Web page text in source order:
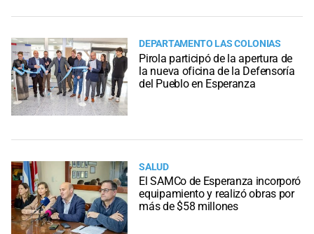
DEPARTAMENTO LAS COLONIAS
Pirola participó de la apertura de
la nueva oficina de la Defensoría
del Pueblo en Esperanza
SALUD
El SAMCo de Esperanza incorporó
equipamiento y realizó obras por
más de $58 millones